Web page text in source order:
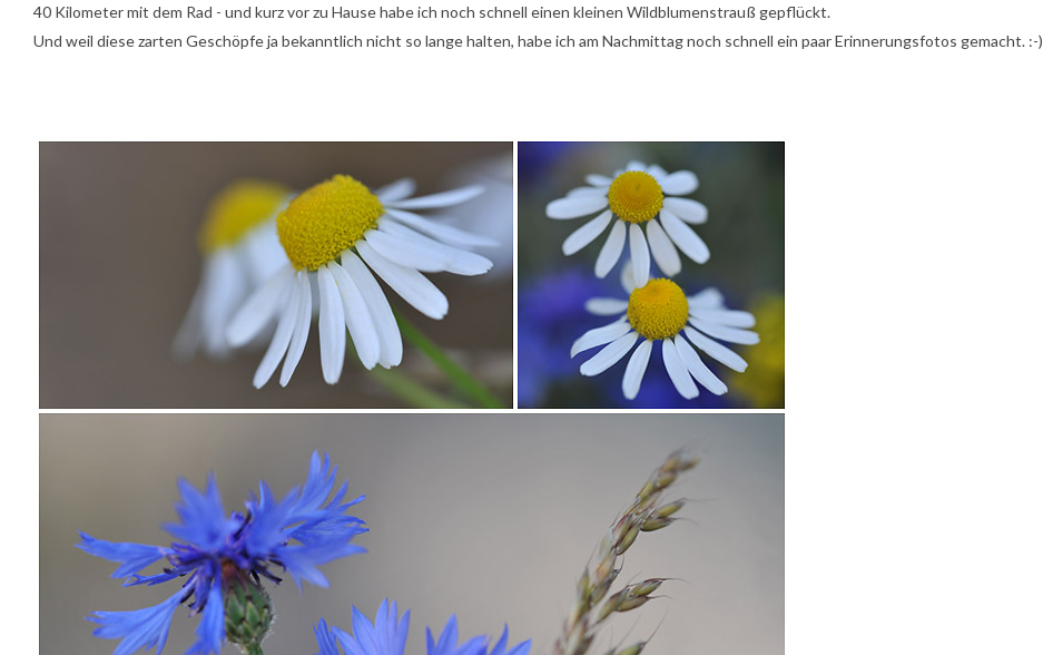
40 Kilometer mit dem Rad - und kurz vor zu Hause habe ich noch schnell einen kleinen Wildblumenstrauß gepflückt.
Und weil diese zarten Geschöpfe ja bekanntlich nicht so lange halten, habe ich am Nachmittag noch schnell ein paar Erinnerungsfotos gemacht. :-)